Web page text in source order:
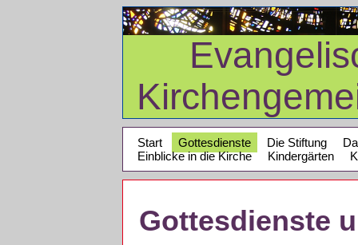
Start Gottesdienste Die Stiftung
Einblicke in die Kirche
Kindergärten
Gottesdienste